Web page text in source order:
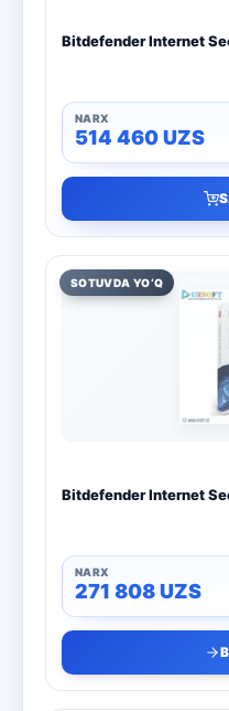
Bitdefender Internet
514 460UZS
SOTUVDA YO‘Q
Bitdefender Internet
271 808UZS